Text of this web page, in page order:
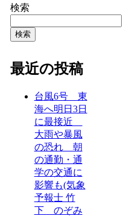
検索
検索
最近の投稿
台風6号 東
海へ明日3日
に最接近
大雨や暴風
の恐れ 朝
の通勤・通
学の交通に
影響も(気象
予報士 竹
下 のぞみ